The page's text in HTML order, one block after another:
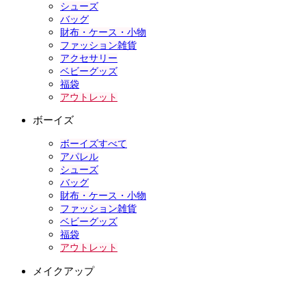
シューズ
バッグ
財布・ケース・小物
ファッション雑貨
アクセサリー
ベビーグッズ
福袋
アウトレット
ボーイズ
ボーイズすべて
アパレル
シューズ
バッグ
財布・ケース・小物
ファッション雑貨
ベビーグッズ
福袋
アウトレット
メイクアップ